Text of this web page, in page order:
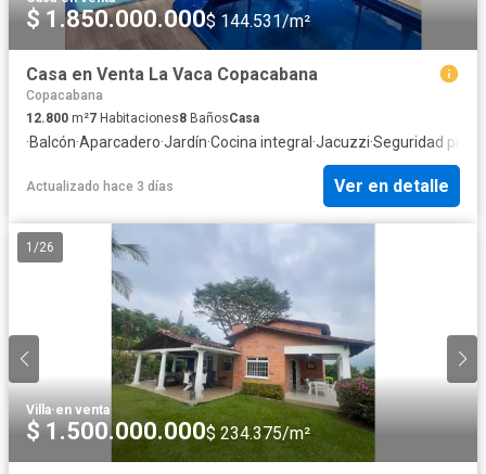
$ 1.850.000.000$ 144.531/m²
Casa en Venta La Vaca Copacabana
Copacabana
12.800 m²7 Habitaciones8 BañosCasa
·Balcón·Aparcadero·Jardín·Cocina integral ·Jacuzzi·Seguridad
Actualizado hace 3 días Ver en detalle
1 /26
Villa·en venta
$ 1.500.000.000$ 234.375/m²